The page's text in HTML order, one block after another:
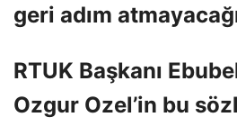
geri adım
RTUK Başkanı
Ozgur Ozel’in bu